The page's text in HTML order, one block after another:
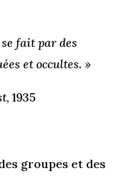
se fait par des
et occultes. »
, 1935
groupes et des